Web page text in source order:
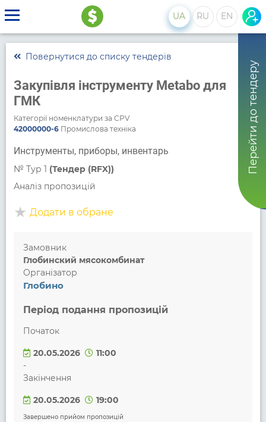
UA RU EN
Перейти до тендеру
Повернутися до списку тендерів
Закупівля інструменту Metabo для
ГМК
Категорії номенклатури за CPV
42000000-6Промислова техніка
Инструменты, приборы, инвентарь
№ Тур 1 (Тендер (RFX))
Аналіз пропозицій
Додати в обране
Замовник
Глобинский мясокомбинат
Організатор
Глобино
Період подання пропозицій
Початок
20.05.2026
11:00
-
Закінчення
20.05.2026 19:00
Завершено прийом пропозицій